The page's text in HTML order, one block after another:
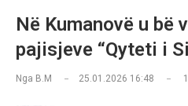
Në Kumanovë u bë
pajisjeve “Qyteti i
Nga B.M 25.01.2026 16:48